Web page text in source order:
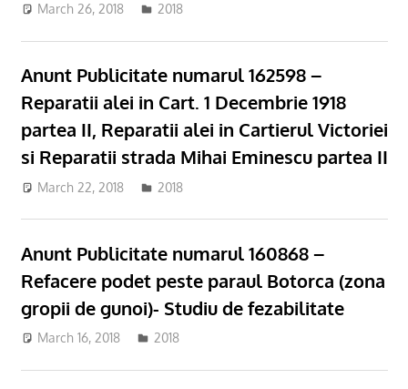
March 26, 2018 admsite
2018
Anunt Publicitate numarul 162598 –
Reparatii alei in Cart. 1 Decembrie 1918
partea II, Reparatii alei in Cartierul Victoriei
si Reparatii strada Mihai Eminescu partea II
March 22, 2018 admsite
2018
Anunt Publicitate numarul 160868 –
Refacere podet peste paraul Botorca (zona
gropii de gunoi)- Studiu de fezabilitate
March 16, 2018 admsite
2018